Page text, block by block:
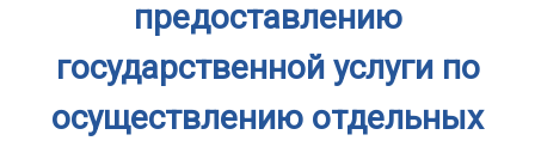
предоставлению
государственной услуги по
осуществлению отдельных